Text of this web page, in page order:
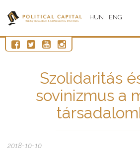
HUN ENG
Szolidaritás
sovinizmus a
2018-10-10